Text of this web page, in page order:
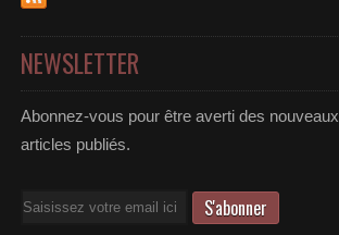
NEWSLETTER
Abonnez-vous pour être averti des nouveaux
articles publiés.
Email